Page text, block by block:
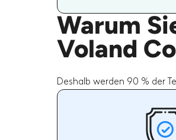
Warum
Voland
Deshalb werden 90 % der